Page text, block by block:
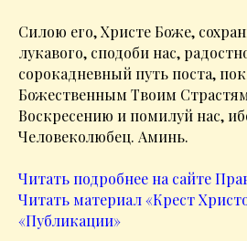
Силою его, Христе Боже,
лукавого, сподоби нас,
сорокадневный путь поста,
Божественным Твоим
Воскресению и помилуй нас,
Человеколюбец. Аминь.
Читать подробнее на сайте
Читать материал «Крест
«Публикации»